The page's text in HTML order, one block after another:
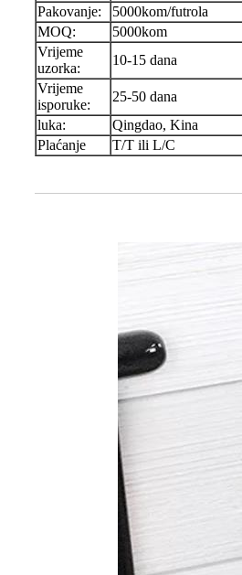
Pakovanje:
5000kom/futrola
MOQ:
5000kom
Vrijeme
uzorka:
10-15 dana
Vrijeme
isporuke:
25-50 dana
luka:
Qingdao, Kina
Plaćanje
T/T ili L/C